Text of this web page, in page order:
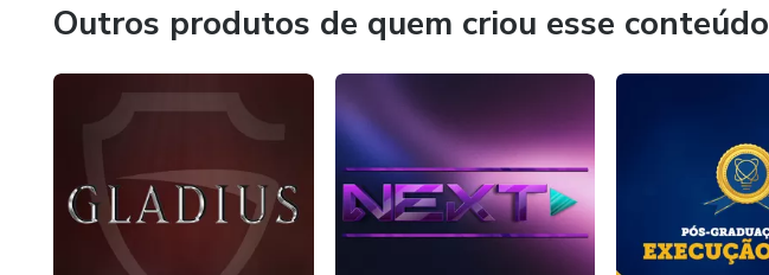
Outros produtos de quem criou esse conteúdo